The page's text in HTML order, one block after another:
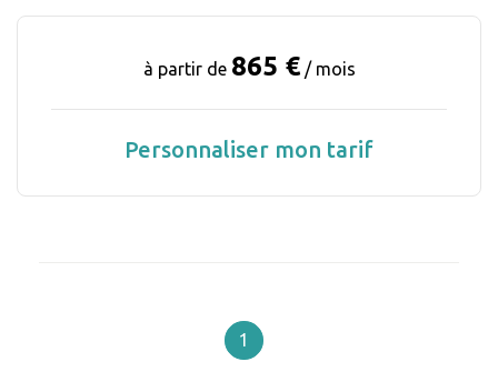
à partir de 865 € / mois
Personnaliser mon tarif
1